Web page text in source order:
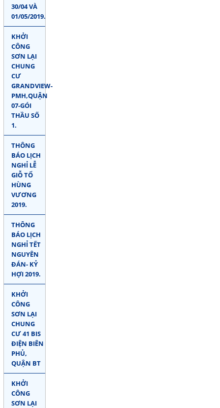
30/04 VÀ
01/05/2019.
KHỞI
CÔNG
SƠN LẠI
CHUNG
CƯ
GRANDVIEW-
PMH,QUẬN
07-GÓI
THẦU SỐ
1.
THÔNG
BÁO LỊCH
NGHỈ LỄ
GIỖ TỔ
HÙNG
VƯƠNG
2019.
THÔNG
BÁO LỊCH
NGHỈ TẾT
NGUYÊN
ĐÁN- KỶ
HỢI 2019.
KHỞI
CÔNG
SƠN LẠI
CHUNG
CƯ 41 BIS
ĐIỆN BIÊN
PHỦ,
QUẬN BT
KHỞI
CÔNG
SƠN LẠI